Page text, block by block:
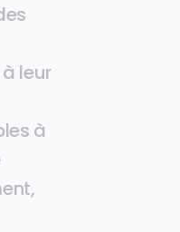
leur
à